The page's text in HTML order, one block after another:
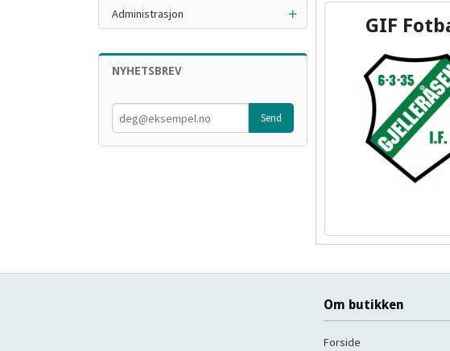
GIF
Administrasjon
NYHETSBREV
Om butikken
Forside